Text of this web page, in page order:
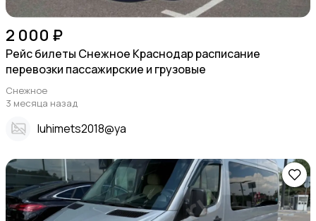
2 000 ₽
Рейс билеты Снежное Краснодар расписание
перевозки пассажирские и грузовые
Снежное
3 месяца назад
Iuhimets2018@ya